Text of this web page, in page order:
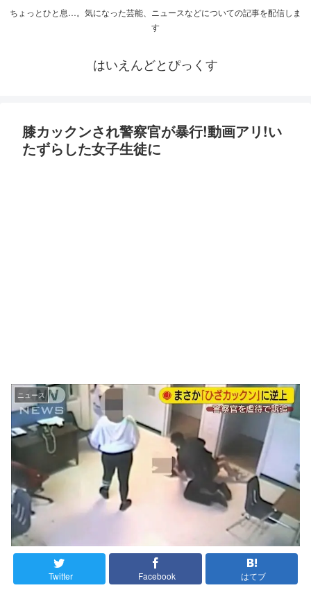
ちょっとひと息…。気になった芸能、ニュースなどについての記事を配信しま
す
はいえんどとぴっくす
膝カックンされ警察官が暴行!動画アリ!い
たずらした女子生徒に
ニュース
Twitter Facebook はてブ